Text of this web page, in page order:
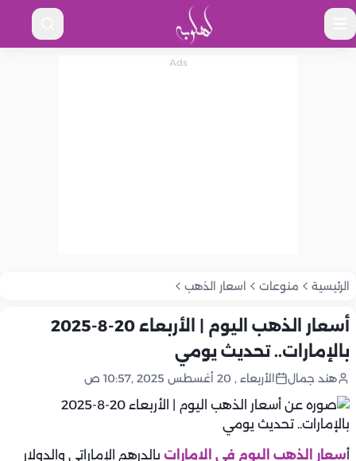
الرئيسية منوعات اسعار الذهب
أسعار الذهب اليوم | الأربعاء 20-8-2025
بالإمارات.. تحديث يومي
هند جمال الأربعاء , 20 أغسطس 2025 ,10:57 ص
أسعار الذهب اليوم في الامارات بالدرهم الإماراتي والدولار